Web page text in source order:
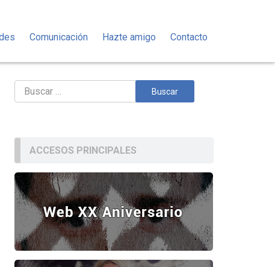
Comunicación Hazte amigo Contacto
Buscar:
ACCESOS PRINCIPALES